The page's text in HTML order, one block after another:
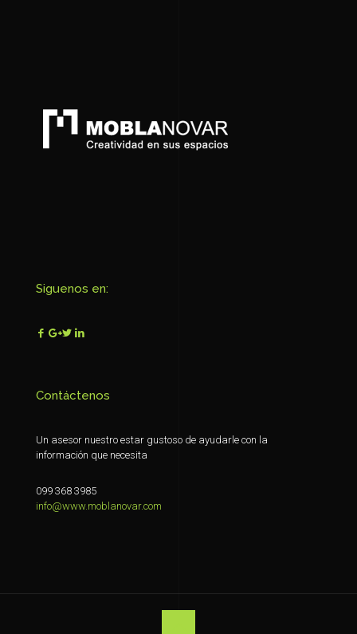
Siguenos en:
Contáctenos
Un asesor nuestro estar gustoso de ayudarle con la
información que necesita
099 368 3985
info@www.moblanovar.com